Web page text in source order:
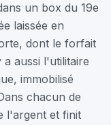
un box du 19e
laissée en
dont le forfait
aussi l'utilitaire
immobilisé
chacun de
l'argent et finit